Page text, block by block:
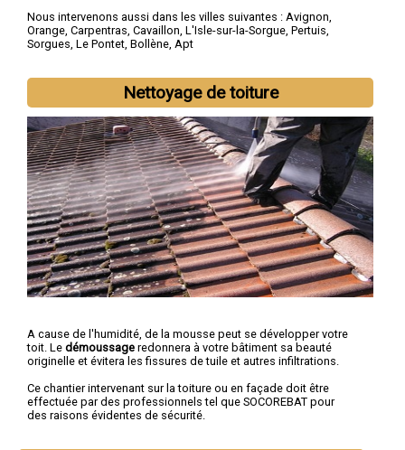
Nous intervenons aussi dans les villes suivantes : Avignon,
Orange, Carpentras, Cavaillon, L'Isle-sur-la-Sorgue, Pertuis,
Sorgues, Le Pontet, Bollène, Apt
Nettoyage de toiture
A cause de l'humidité, de la mousse peut se développer votre
toit. Le démoussage redonnera à votre bâtiment sa beauté
originelle et évitera les fissures de tuile et autres infiltrations.
Ce chantier intervenant sur la toiture ou en façade doit être
effectuée par des professionnels tel que SOCOREBAT pour
des raisons évidentes de sécurité.